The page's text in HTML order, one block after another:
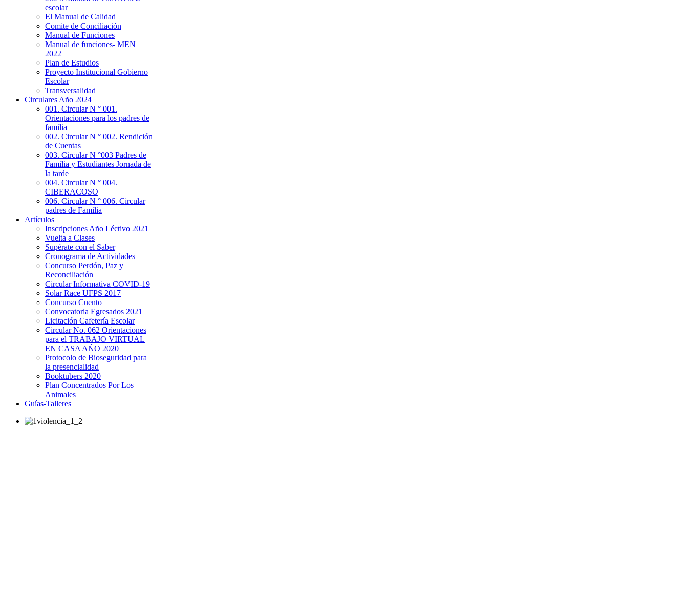
escolar
El Manual de Calidad
Comite de Conciliación
Manual de Funciones
Manual de funciones- MEN
2022
Plan de Estudios
Proyecto Institucional Gobierno
Escolar
Transversalidad
Circulares Año 2024
001. Circular N ° 001.
Orientaciones para los padres de
familia
002. Circular N ° 002. Rendición
de Cuentas
003. Circular N °003 Padres de
Familia y Estudiantes Jornada de
la tarde
004. Circular N ° 004.
CIBERACOSO
006. Circular N ° 006. Circular
padres de Familia
Artículos
Inscripciones Año Léctivo 2021
Vuelta a Clases
Supérate con el Saber
Cronograma de Actividades
Concurso Perdón, Paz y
Reconciliación
Circular Informativa COVID-19
Solar Race UFPS 2017
Concurso Cuento
Convocatoria Egresados 2021
Licitación Cafetería Escolar
Circular No. 062 Orientaciones
para el TRABAJO VIRTUAL
EN CASA AÑO 2020
Protocolo de Bioseguridad para
la presencialidad
Booktubers 2020
Plan Concentrados Por Los
Animales
Guías-Talleres